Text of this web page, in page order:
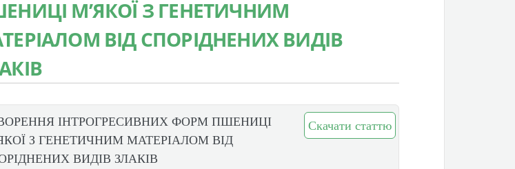
М’ЯКОЇ З ГЕНЕТИЧНИМ
ВІД СПОРІДНЕНИХ ВИДІВ
Скачати статтю
ІНТРОГРЕСИВНИХ ФОРМ ПШЕНИЦІ
З ГЕНЕТИЧНИМ МАТЕРІАЛОМ ВІД
ВИДІВ ЗЛАКІВ